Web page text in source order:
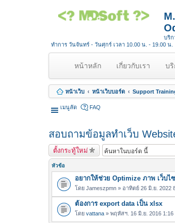
บริก
ทำการ วันจันทร์ - วันศุกร์ เวลา 10.00 น. - 19.00 น.
หน้าหลัก(
u
r
t
)
เกี่ยวกับเรา บริ
หน้าเว็บ หน้าเว็บบอร์ด Support
เมนูลัด FAQ
สอบถามข้อมูลทำเว็บ
ตั้งกระทู้ใหม่
หัวข้อ
อยากให้ช่วย Optimize ภาพ เว็บ
โดย Jameszpmn » อาทิตย์ 26 มิ.ย. 2022
ต้องการ export data เป็น xlsx
โดย vattana » พฤหัสฯ. 16 มิ.ย. 2016 1:16